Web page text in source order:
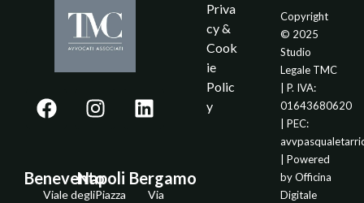
Benevento
Viale degli
Napoli
Piazza
Bergamo
Via
Priva
cy &
Cook
ie
Polic
y
Copyright
© 2025
Studio
Legale TMC
| P. IVA:
01643680620
| PEC:
| Powered
byOfficina
Digitale